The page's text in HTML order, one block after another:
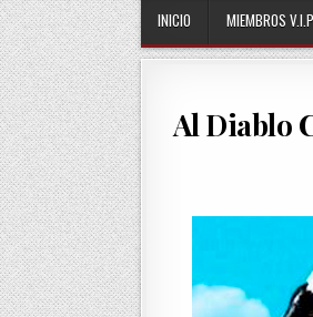
INICIO MIEMBROS V.I.P
Al Diablo